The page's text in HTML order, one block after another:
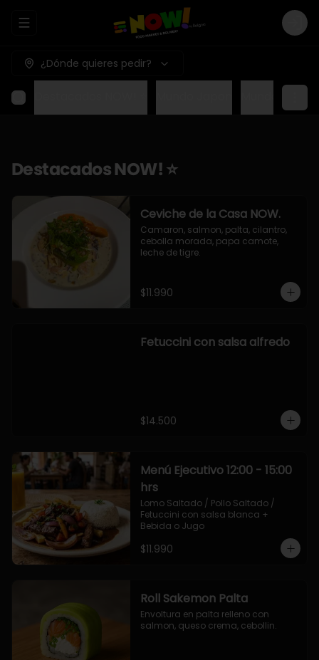
Abrir menu de navegación Login
¿Dónde quieres pedir?
Destacados NOW! ⭐
Ceviche de la Casa NOW.
Camaron, salmon, palta, cilantro,
cebolla morada, papa camote,
leche de tigre.
$11.990
Fetuccini con salsa alfredo
$14.500
Menú Ejecutivo 12:00 - 15:00
hrs
Lomo Saltado / Pollo Saltado /
Fetuccini con salsa blanca +
Bebida o Jugo
$11.990
Roll Sakemon Palta
Envoltura en palta relleno con
salmon, queso crema, cebollin.